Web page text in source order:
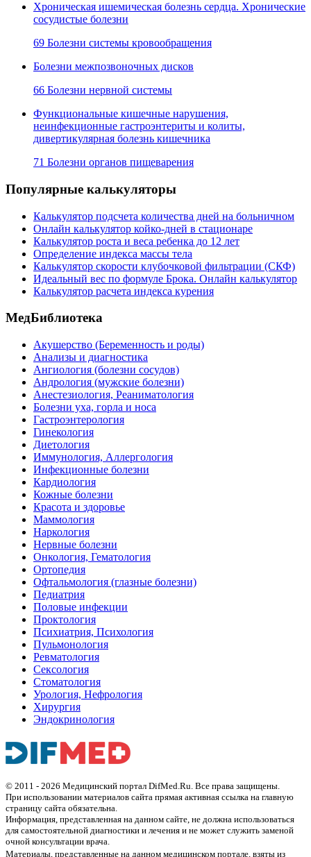
Хроническая ишемическая болезнь сердца. Хронические
сосудистые болезни
69 Болезни системы кровообращения
Болезни межпозвоночных дисков
66 Болезни нервной системы
Функциональные кишечные нарушения,
неинфекционные гастроэнтериты и колиты,
дивертикулярная болезнь кишечника
71 Болезни органов пищеварения
Популярные калькуляторы
Калькулятор подсчета количества дней на больничном
Онлайн калькулятор койко-дней в стационаре
Калькулятор роста и веса ребенка до 12 лет
Определение индекса массы тела
Калькулятор скорости клубочковой фильтрации (СКФ)
Идеальный вес по формуле Брока. Онлайн калькулятор
Калькулятор расчета индекса курения
МедБиблиотека
Акушерство (Беременность и роды)
Анализы и диагностика
Ангиология (болезни сосудов)
Андрология (мужские болезни)
Анестезиология, Реаниматология
Болезни уха, горла и носа
Гастроэнтерология
Гинекология
Диетология
Иммунология, Аллергология
Инфекционные болезни
Кардиология
Кожные болезни
Красота и здоровье
Маммология
Наркология
Нервные болезни
Онкология, Гематология
Ортопедия
Офтальмология (глазные болезни)
Педиатрия
Половые инфекции
Проктология
Психиатрия, Психология
Пульмонология
Ревматология
Сексология
Стоматология
Урология, Нефрология
Хирургия
Эндокринология
© 2011 - 2026 Медицинский портал DifMed.Ru. Все права защищены.
При использовании материалов сайта прямая активная ссылка на главную
страницу сайта обязательна.
Информация, представленная на данном сайте, не должна использоваться
для самостоятельной диагностики и лечения и не может служить заменой
очной консультации врача.
Материалы, представленные на данном медицинском портале, взяты из